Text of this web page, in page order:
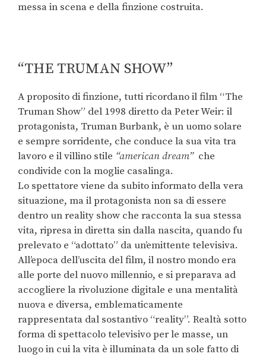
messa in scena e della finzione costruita.
“THE TRUMAN SHOW”
A proposito di finzione, tutti ricordano il film “The
Truman Show” del 1998 diretto da Peter Weir: il
protagonista, Truman Burbank, è un uomo solare
e sempre sorridente, che conduce la sua vita tra
lavoro e il villino stile “american dream”che
condivide con la moglie casalinga.
Lo spettatore viene da subito informato della vera
situazione, ma il protagonista non sa di essere
dentro un reality show che racconta la sua stessa
vita, ripresa in diretta sin dalla nascita, quando fu
prelevato e “adottato” da un’emittente televisiva.
All’epoca dell’uscita del film, il nostro mondo era
alle porte del nuovo millennio, e si preparava ad
accogliere la rivoluzione digitale e una mentalità
nuova e diversa, emblematicamente
rappresentata dal sostantivo “reality”. Realtà sotto
forma di spettacolo televisivo per le masse, un
luogo in cui la vita è illuminata da un sole fatto di